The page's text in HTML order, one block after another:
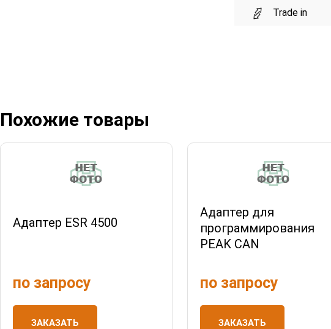
Trade in
Похожие товары
Адаптер ESR 4500
по запросу
ЗАКАЗАТЬ
Адаптер для
программирования
PEAK CAN
по запросу
ЗАКАЗАТЬ